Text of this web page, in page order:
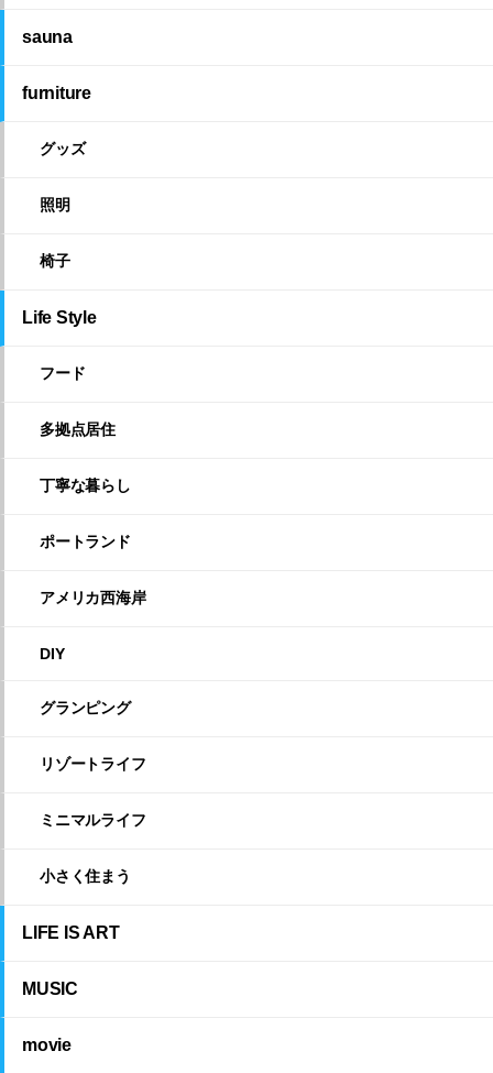
sauna
furniture
グッズ
照明
椅子
Life Style
フード
多拠点居住
丁寧な暮らし
ポートランド
アメリカ西海岸
DIY
グランピング
リゾートライフ
ミニマルライフ
小さく住まう
LIFE IS ART
MUSIC
movie